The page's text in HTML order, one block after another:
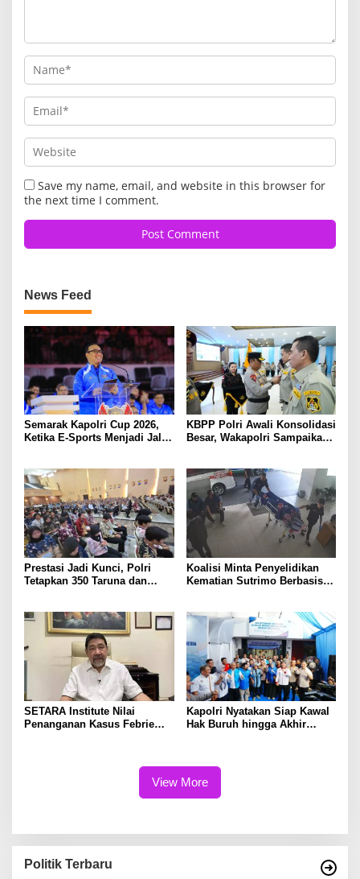
Save my name, email, and website in this browser for
the next time I comment.
News Feed
Semarak Kapolri Cup 2026,
Ketika E-Sports Menjadi Jalan
KBPP Polri Awali Konsolidasi
Besar, Wakapolri Sampaikan
Prestasi Jadi Kunci, Polri
Tetapkan 350 Taruna dan
Koalisi Minta Penyelidikan
Kematian Sutrimo Berbasis
SETARA Institute Nilai
Penanganan Kasus Febrie
Kapolri Nyatakan Siap Kawal
Hak Buruh hingga Akhir
View More
Politik Terbaru